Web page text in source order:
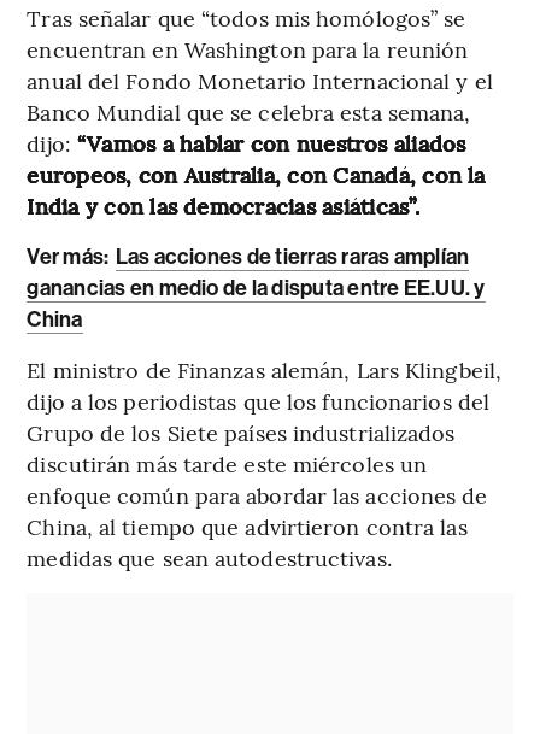
Tras señalar que “todos mis homólogos” se
encuentran en Washington para la reunión
anual del Fondo Monetario Internacional y el
Banco Mundial que se celebra esta semana,
dijo: “Vamos a hablar con nuestros aliados
europeos, con Australia, con Canadá, con la
India y con las democracias asiáticas”.
Ver más: Las acciones de tierras raras amplían
ganancias en medio de la disputa entre EE.UU. y
China
El ministro de Finanzas alemán, Lars Klingbeil,
dijo a los periodistas que los funcionarios del
Grupo de los Siete países industrializados
discutirán más tarde este miércoles un
enfoque común para abordar las acciones de
China, al tiempo que advirtieron contra las
medidas que sean autodestructivas.